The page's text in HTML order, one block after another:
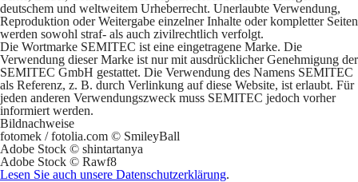
deutschem und weltweitem Urheberrecht. Unerlaubte Verwendung,
Reproduktion oder Weitergabe einzelner Inhalte oder kompletter Seiten
werden sowohl straf- als auch zivilrechtlich verfolgt.
Die Wortmarke SEMITEC ist eine eingetragene Marke. Die
Verwendung dieser Marke ist nur mit ausdrücklicher Genehmigung der
SEMITEC GmbH gestattet. Die Verwendung des Namens SEMITEC
als Referenz, z. B. durch Verlinkung auf diese Website, ist erlaubt. Für
jeden anderen Verwendungszweck muss SEMITEC jedoch vorher
informiert werden.
Bildnachweise
fotomek / fotolia.com © SmileyBall
Adobe Stock © shintartanya
Adobe Stock © Rawf8
Lesen Sie auch unsere Datenschutzerklärung.